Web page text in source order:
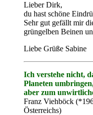
Lieber Dirk,
du hast schöne
Sehr gut gefällt mir
grüngelben Beinen
Liebe Grüße Sabine
Ich verstehe nicht,
Planeten
aber zum
Franz Viehböck
Österreichs)